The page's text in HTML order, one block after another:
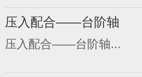
压入配合——台阶轴
压入配合——台阶轴...